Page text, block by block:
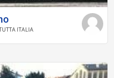
ITALIA